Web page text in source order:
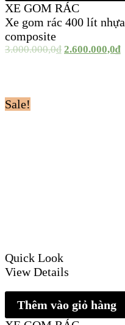
XE GOM RÁC
Xe gom rác 400 lít nhựa
composite
3.000.000,0₫ 2.600.000,0₫
Sale!
Quick Look
View Details
Thêm vào giỏ hàng